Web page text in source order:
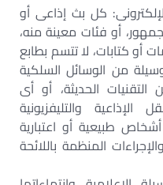
كل بث إذاعى أو
أو فئات معينة منه،
أو كتابات، لا تتسم بطابع
من الوسائل السلكية
التقنيات الحديثة، أو أى
والتليفزيونية
طبيعية أو اعتبارية
المنظمة باللائحة